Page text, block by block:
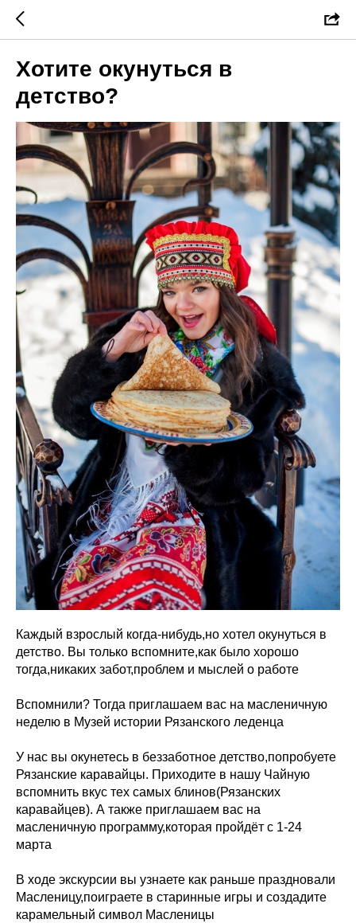
Хотите окунуться в
детство?
Каждый взрослый когда-нибудь,но хотел окунуться в
детство. Вы только вспомните,как было хорошо
тогда,никаких забот,проблем и мыслей о работе
Вспомнили? Тогда приглашаем вас на масленичную
неделю в Музей истории Рязанского леденца
У нас вы окунетесь в беззаботное детство,попробуете
Рязанские каравайцы. Приходите в нашу Чайную
вспомнить вкус тех самых блинов(Рязанских
каравайцев). А также приглашаем вас на
масленичную программу,которая пройдёт с 1-24
марта
В ходе экскурсии вы узнаете как раньше праздновали
Масленицу,поиграете в старинные игры и создадите
карамельный символ Масленицы